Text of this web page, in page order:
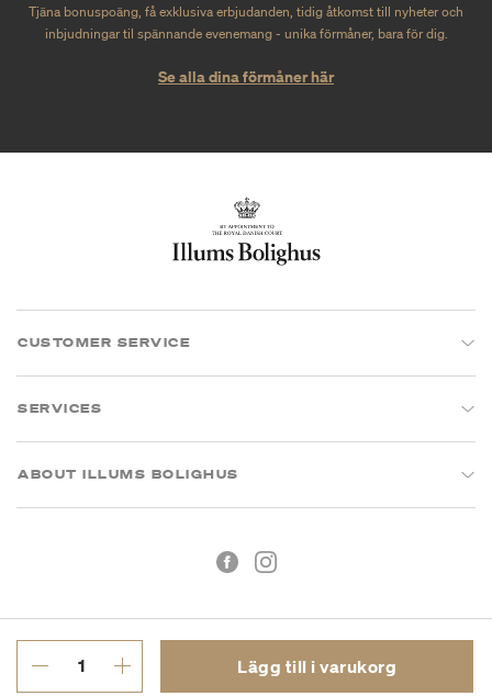
Lägg till i varukorg
Tjäna bonuspoäng, få exklusiva erbjudanden, tidig åtkomst till nyheter och
inbjudningar til spännande evenemang - unika förmåner, bara för dig.
Se alla dina förmåner här
CUSTOMER SERVICE
SERVICES
ABOUT ILLUMS BOLIGHUS